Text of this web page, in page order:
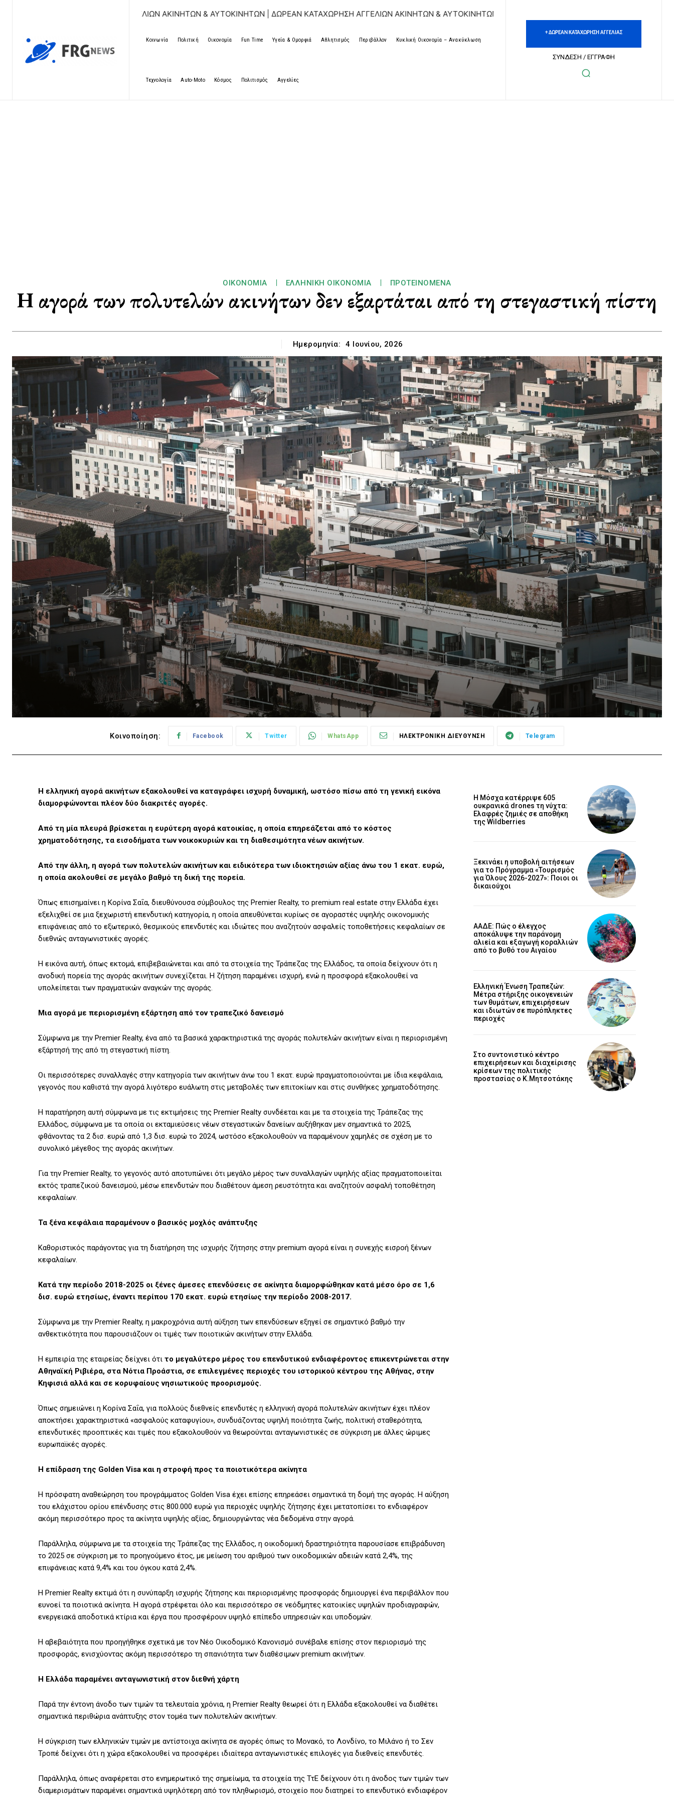
ΚΑΤΑΧΩΡΗΣΗ ΑΓΓΕΛΙΩΝ ΑΚΙΝΗΤΩΝ & ΑΥΤΟΚΙΝΗΤΩΝ | ΔΩΡΕΑΝ ΚΑΤΑΧΩΡΗΣΗ ΑΓΓΕΛΙΩΝ ΑΚΙΝΗΤΩΝ & ΑΥΤΟΚΙΝΗΤΩΝ | ΔΩΡΕΑΝ ΚΑΤΑΧΩΡΗΣΗ ΑΓΓΕΛΙΩΝ ΑΚΙΝΗΤΩΝ &
Κοινωνία Πολιτική Οικονομία Fun Time Υγεία & Ομορφιά Αθλητισμός Περιβάλλον Κυκλική Οικονομία – Ανακύκλωση
Τεχνολογία Auto-Moto Κόσμος Πολιτισμός Αγγελίες
+ ΔΩΡΕΑΝ ΚΑΤΑΧΩΡΗΣΗ ΑΓΓΕΛΙΑΣ
ΣΥΝΔΕΣΗ / ΕΓΓΡΑΦΗ
ΟΙΚΟΝΟΜΊΑ ΕΛΛΗΝΙΚΉ ΟΙΚΟΝΟΜΊΑ ΠΡΟΤΕΙΝΌΜΕΝΑ
Η αγορά των πολυτελών ακινήτων δεν εξαρτάται από τη στεγαστική πίστη
Ημερομηνία: 4 Ιουνίου, 2026
Κοινοποίηση: Facebook Twitter WhatsApp ΗΛΕΚΤΡΟΝΙΚΗ ΔΙΕΥΘΥΝΣΗ Telegram
H ελληνική αγορά ακινήτων εξακολουθεί να καταγράφει ισχυρή δυναμική, ωστόσο πίσω από τη γενική εικόνα
διαμορφώνονται πλέον δύο διακριτές αγορές.
Από τη μία πλευρά βρίσκεται η ευρύτερη αγορά κατοικίας, η οποία επηρεάζεται από το κόστος
χρηματοδότησης, τα εισοδήματα των νοικοκυριών και τη διαθεσιμότητα νέων ακινήτων.
Από την άλλη, η αγορά των πολυτελών ακινήτων και ειδικότερα των ιδιοκτησιών αξίας άνω του 1 εκατ. ευρώ,
η οποία ακολουθεί σε μεγάλο βαθμό τη δική της πορεία.
Όπως επισημαίνει η Κορίνα Σαΐα, διευθύνουσα σύμβουλος της Premier Realty, το premium real estate στην Ελλάδα έχει
εξελιχθεί σε μια ξεχωριστή επενδυτική κατηγορία, η οποία απευθύνεται κυρίως σε αγοραστές υψηλής οικονομικής
επιφάνειας από το εξωτερικό, θεσμικούς επενδυτές και ιδιώτες που αναζητούν ασφαλείς τοποθετήσεις κεφαλαίων σε
διεθνώς ανταγωνιστικές αγορές.
Η εικόνα αυτή, όπως εκτομά, επιβεβαιώνεται και από τα στοιχεία της Τράπεζας της Ελλάδος, τα οποία δείχνουν ότι η
ανοδική πορεία της αγοράς ακινήτων συνεχίζεται. Η ζήτηση παραμένει ισχυρή, ενώ η προσφορά εξακολουθεί να
υπολείπεται των πραγματικών αναγκών της αγοράς.
Μια αγορά με περιορισμένη εξάρτηση από τον τραπεζικό δανεισμό
Σύμφωνα με την Premier Realty, ένα από τα βασικά χαρακτηριστικά της αγοράς πολυτελών ακινήτων είναι η περιορισμένη
εξάρτησή της από τη στεγαστική πίστη.
Οι περισσότερες συναλλαγές στην κατηγορία των ακινήτων άνω του 1 εκατ. ευρώ πραγματοποιούνται με ίδια κεφάλαια,
γεγονός που καθιστά την αγορά λιγότερο ευάλωτη στις μεταβολές των επιτοκίων και στις συνθήκες χρηματοδότησης.
Η παρατήρηση αυτή σύμφωνα με τις εκτιμήσεις της Premier Realty συνδέεται και με τα στοιχεία της Τράπεζας της
Ελλάδος, σύμφωνα με τα οποία οι εκταμιεύσεις νέων στεγαστικών δανείων αυξήθηκαν μεν σημαντικά το 2025,
φθάνοντας τα 2 δισ. ευρώ από 1,3 δισ. ευρώ το 2024, ωστόσο εξακολουθούν να παραμένουν χαμηλές σε σχέση με το
συνολικό μέγεθος της αγοράς ακινήτων.
Για την Premier Realty, το γεγονός αυτό αποτυπώνει ότι μεγάλο μέρος των συναλλαγών υψηλής αξίας πραγματοποιείται
εκτός τραπεζικού δανεισμού, μέσω επενδυτών που διαθέτουν άμεση ρευστότητα και αναζητούν ασφαλή τοποθέτηση
κεφαλαίων.
Τα ξένα κεφάλαια παραμένουν ο βασικός μοχλός ανάπτυξης
Καθοριστικός παράγοντας για τη διατήρηση της ισχυρής ζήτησης στην premium αγορά είναι η συνεχής εισροή ξένων
κεφαλαίων.
Κατά την περίοδο 2018-2025 οι ξένες άμεσες επενδύσεις σε ακίνητα διαμορφώθηκαν κατά μέσο όρο σε 1,6
δισ. ευρώ ετησίως, έναντι περίπου 170 εκατ. ευρώ ετησίως την περίοδο 2008-2017.
Σύμφωνα με την Premier Realty, η μακροχρόνια αυτή αύξηση των επενδύσεων εξηγεί σε σημαντικό βαθμό την
ανθεκτικότητα που παρουσιάζουν οι τιμές των ποιοτικών ακινήτων στην Ελλάδα.
Η εμπειρία της εταιρείας δείχνει ότι το μεγαλύτερο μέρος του επενδυτικού ενδιαφέροντος επικεντρώνεται στην
Αθηναϊκή Ριβιέρα, στα Νότια Προάστια, σε επιλεγμένες περιοχές του ιστορικού κέντρου της Αθήνας, στην
Κηφισιά αλλά και σε κορυφαίους νησιωτικούς προορισμούς.
Όπως σημειώνει η Κορίνα Σαΐα, για πολλούς διεθνείς επενδυτές η ελληνική αγορά πολυτελών ακινήτων έχει πλέον
αποκτήσει χαρακτηριστικά «ασφαλούς καταφυγίου», συνδυάζοντας υψηλή ποιότητα ζωής, πολιτική σταθερότητα,
επενδυτικές προοπτικές και τιμές που εξακολουθούν να θεωρούνται ανταγωνιστικές σε σύγκριση με άλλες ώριμες
ευρωπαϊκές αγορές.
Η επίδραση της Golden Visa και η στροφή προς τα ποιοτικότερα ακίνητα
Η πρόσφατη αναθεώρηση του προγράμματος Golden Visa έχει επίσης επηρεάσει σημαντικά τη δομή της αγοράς. Η αύξηση
του ελάχιστου ορίου επένδυσης στις 800.000 ευρώ για περιοχές υψηλής ζήτησης έχει μετατοπίσει το ενδιαφέρον
ακόμη περισσότερο προς τα ακίνητα υψηλής αξίας, δημιουργώντας νέα δεδομένα στην αγορά.
Παράλληλα, σύμφωνα με τα στοιχεία της Τράπεζας της Ελλάδος, η οικοδομική δραστηριότητα παρουσίασε επιβράδυνση
το 2025 σε σύγκριση με το προηγούμενο έτος, με μείωση του αριθμού των οικοδομικών αδειών κατά 2,4%, της
επιφάνειας κατά 9,4% και του όγκου κατά 2,4%.
Η Premier Realty εκτιμά ότι η συνύπαρξη ισχυρής ζήτησης και περιορισμένης προσφοράς δημιουργεί ένα περιβάλλον που
ευνοεί τα ποιοτικά ακίνητα. Η αγορά στρέφεται όλο και περισσότερο σε νεόδμητες κατοικίες υψηλών προδιαγραφών,
ενεργειακά αποδοτικά κτίρια και έργα που προσφέρουν υψηλό επίπεδο υπηρεσιών και υποδομών.
Η αβεβαιότητα που προηγήθηκε σχετικά με τον Νέο Οικοδομικό Κανονισμό συνέβαλε επίσης στον περιορισμό της
προσφοράς, ενισχύοντας ακόμη περισσότερο τη σπανιότητα των διαθέσιμων premium ακινήτων.
Η Ελλάδα παραμένει ανταγωνιστική στον διεθνή χάρτη
Παρά την έντονη άνοδο των τιμών τα τελευταία χρόνια, η Premier Realty θεωρεί ότι η Ελλάδα εξακολουθεί να διαθέτει
σημαντικά περιθώρια ανάπτυξης στον τομέα των πολυτελών ακινήτων.
Η σύγκριση των ελληνικών τιμών με αντίστοιχα ακίνητα σε αγορές όπως το Μονακό, το Λονδίνο, το Μιλάνο ή το Σεν
Τροπέ δείχνει ότι η χώρα εξακολουθεί να προσφέρει ιδιαίτερα ανταγωνιστικές επιλογές για διεθνείς επενδυτές.
Παράλληλα, όπως αναφέρεται στο ενημερωτικό της σημείωμα, τα στοιχεία της ΤτΕ δείχνουν ότι η άνοδος των τιμών των
διαμερισμάτων παραμένει σημαντικά υψηλότερη από τον πληθωρισμό, στοιχείο που διατηρεί το επενδυτικό ενδιαφέρον
Η Μόσχα κατέρριψε 605
ουκρανικά drones τη νύχτα:
Ελαφρές ζημιές σε αποθήκη
της Wildberries
Ξεκινάει η υποβολή αιτήσεων
για το Πρόγραμμα «Τουρισμός
για Όλους 2026-2027»: Ποιοι οι
δικαιούχοι
ΑΑΔΕ: Πώς ο έλεγχος
αποκάλυψε την παράνομη
αλιεία και εξαγωγή κοραλλιών
από το βυθό του Αιγαίου
Ελληνική Ένωση Τραπεζών:
Μέτρα στήριξης οικογενειών
των θυμάτων, επιχειρήσεων
και ιδιωτών σε πυρόπληκτες
περιοχές
Στο συντονιστικό κέντρο
επιχειρήσεων και διαχείρισης
κρίσεων της πολιτικής
προστασίας ο Κ.Μητσοτάκης